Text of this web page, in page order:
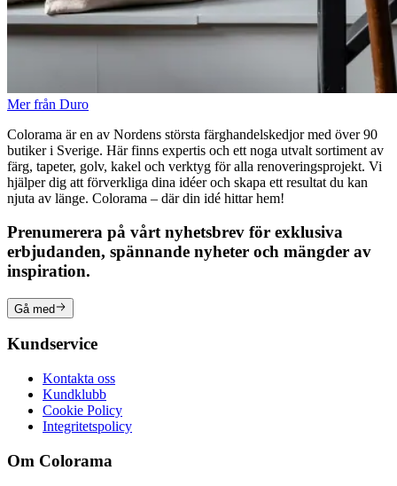
Mer från Duro
Colorama är en av Nordens största färghandelskedjor med över 90
butiker i Sverige. Här finns expertis och ett noga utvalt sortiment av
färg, tapeter, golv, kakel och verktyg för alla renoveringsprojekt. Vi
hjälper dig att förverkliga dina idéer och skapa ett resultat du kan
njuta av länge. Colorama – där din idé hittar hem!
Prenumerera på vårt nyhetsbrev för exklusiva
erbjudanden, spännande nyheter och mängder av
inspiration.
Gå med
Kundservice
Kontakta oss
Kundklubb
Cookie Policy
Integritetspolicy
Om Colorama